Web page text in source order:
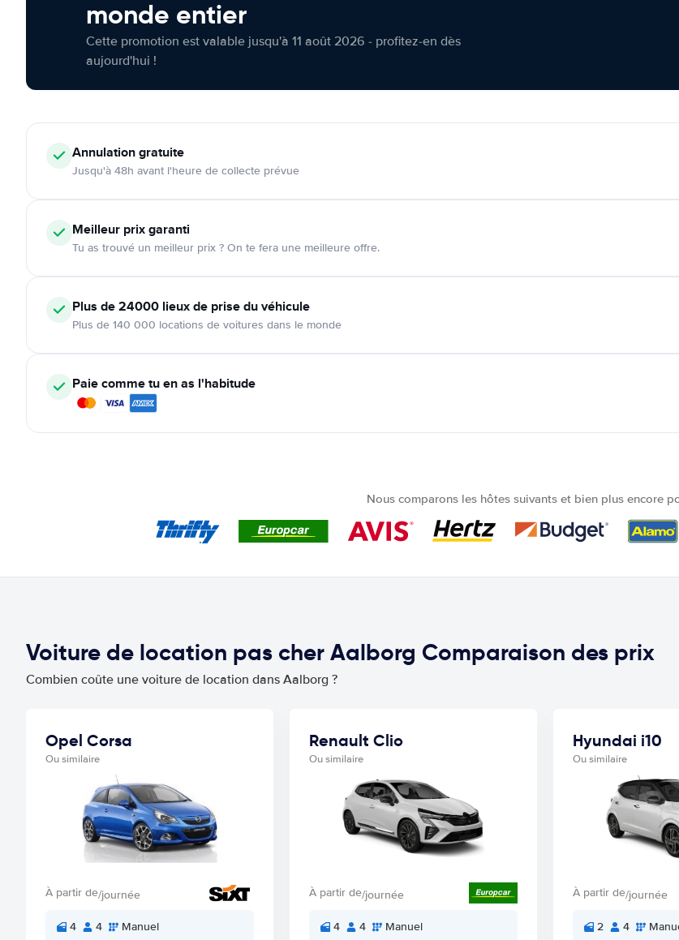
monde entier
Cette promotion est valable jusqu'à 11 août 2026 - profitez-en dès
aujourd'hui !
Annulationgratuite
Jusqu'à 48h avant l'heure de collecte prévue
Meilleur prix garanti
Tu as trouvé un meilleur prix ? On te fera une meilleure offre.
Plus de 24000 lieux de prise du véhicule
Plus de 140 000 locations de voitures dans le monde
Paie comme tu en as l'habitude
Nous comparons les hôtes suivants et bien plus encore
Voiture de location pas cher Aalborg Comparaison des prix
Combien coûte une voiture de location dans Aalborg ?
Opel Corsa
Ou similaire
À partir de/journée
4 4 Manuel
Renault Clio
Ou similaire
À partir de/journée
4 4 Manuel
Hyundai i10
Ou similaire
À partir de/journée
2 4